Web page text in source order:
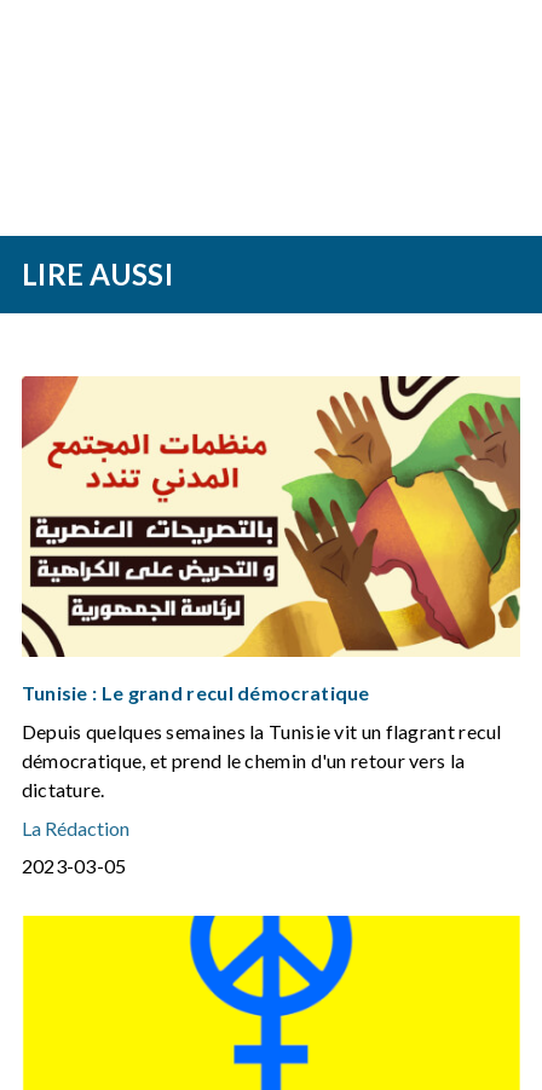
LIRE AUSSI
Tunisie : Le grand recul démocratique
Depuis quelques semaines la Tunisie vit un flagrant recul
démocratique, et prend le chemin d'un retour vers la
dictature.
La Rédaction
2023-03-05